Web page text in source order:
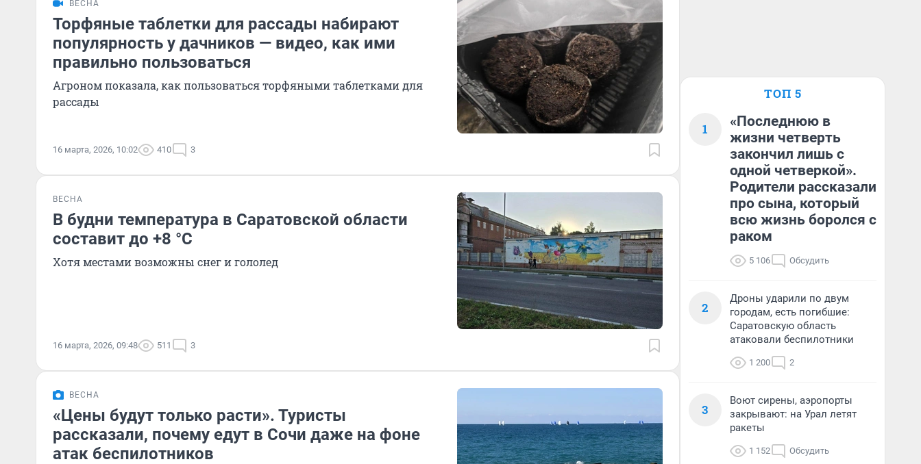
ВЕСНА
Торфяные таблетки для рассады набирают
популярность у дачников — видео, как ими
правильно пользоваться
Агроном показала, как пользоваться торфяными таблетками для
рассады
16 марта, 2026, 10:02 410 3
ВЕСНА
В будни температура в Саратовской области
составит до +8 °C
Хотя местами возможны снег и гололед
16 марта, 2026, 09:48 511 3
ВЕСНА
«Цены будут только расти». Туристы
рассказали, почему едут в Сочи даже на фоне
атак беспилотников
ТОП 5
1
«Последнюю в
жизни четверть
закончил лишь с
одной четверкой».
Родители рассказали
про сына, который
всю жизнь боролся с
раком
5 106 Обсудить
2
Дроны ударили по двум
городам, есть погибшие:
Саратовскую область
атаковали беспилотники
1 200 2
3
Воют сирены, аэропорты
закрывают: на Урал летят
ракеты
1 152 Обсудить